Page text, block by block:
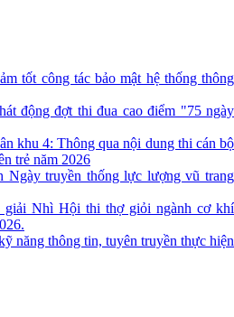
tốt công tác bảo mật hệ thống thông
động đợt thi đua cao điểm "75 ngày
khu 4: Thông qua nội dung thi cán bộ
trẻ năm 2026
Ngày truyền thống lực lượng vũ trang
giải Nhì Hội thi thợ giỏi ngành cơ khí
năng thông tin, tuyên truyền thực hiện